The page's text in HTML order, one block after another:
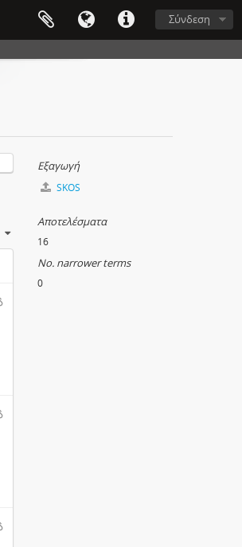
Σύνδεση
Εξαγωγή
SKOS
Αποτελέσματα
16
No. narrower terms
0